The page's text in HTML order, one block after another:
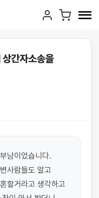
간자소송을
남이었습니다.
사람들도 알고
할거라고 생각하고